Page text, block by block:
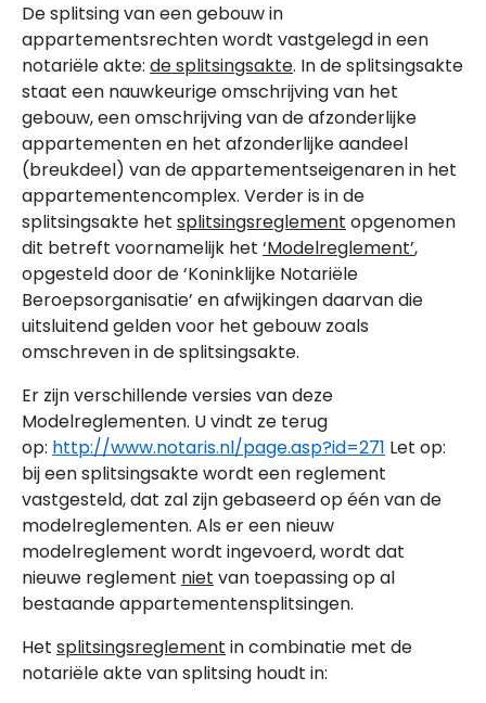
De splitsing van een gebouw in
appartementsrechten wordt vastgelegd in een
notariële akte: de splitsingsakte. In de splitsingsakte
staat een nauwkeurige omschrijving van het
gebouw, een omschrijving van de afzonderlijke
appartementen en het afzonderlijke aandeel
(breukdeel) van de appartementseigenaren in het
appartementencomplex. Verder is in de
splitsingsakte het splitsingsreglement opgenomen
dit betreft voornamelijk het ‘Modelreglement’,
opgesteld door de ‘Koninklijke Notariële
Beroepsorganisatie’ en afwijkingen daarvan die
uitsluitend gelden voor het gebouw zoals
omschreven in de splitsingsakte.
Er zijn verschillende versies van deze
Modelreglementen. U vindt ze terug
op: http://www.notaris.nl/page.asp?id=271 Let op:
bij een splitsingsakte wordt een reglement
vastgesteld, dat zal zijn gebaseerd op één van de
modelreglementen. Als er een nieuw
modelreglement wordt ingevoerd, wordt dat
nieuwe reglement niet van toepassing op al
bestaande appartementensplitsingen.
Het splitsingsreglement in combinatie met de
notariële akte van splitsing houdt in: